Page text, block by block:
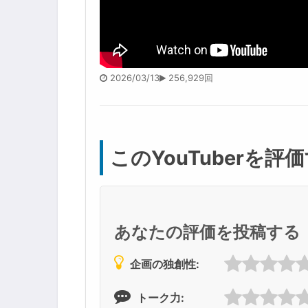
2026/03/13 256,929回
このYouTuberを評
あなたの評価を投稿する
企画の独創性:
トーク力: